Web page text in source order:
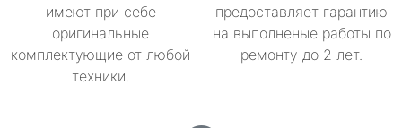
имеют при себе
оригинальные
комплектующие от любой
техники.
предоставляет гарантию
на выполненые работы по
ремонту до 2 лет.